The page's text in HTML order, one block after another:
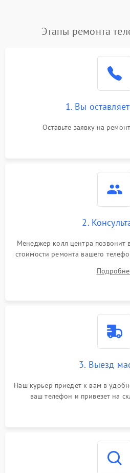
Этапы ремонта
1. Вы
Оставьте заявку на
2.
Менеджер колл центра позвонит
стоимости ремонта вашего
3. Выезд
Наш курьер приедет к вам в
ваш телефон и привезет на